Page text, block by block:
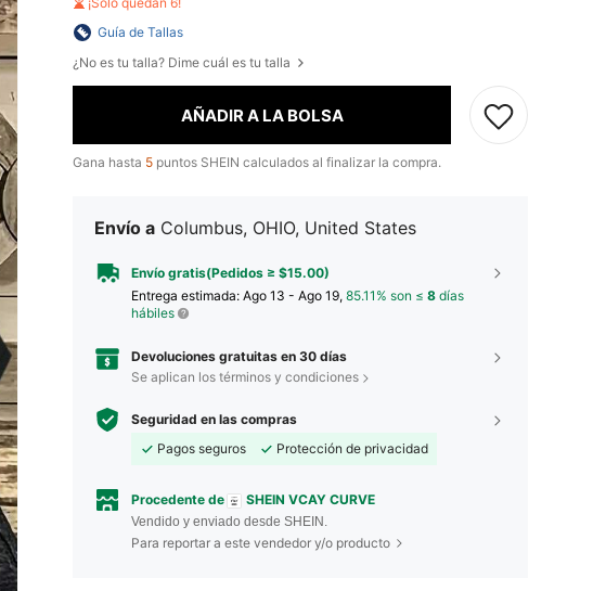
Guía de Tallas
¿No es tu talla? Dime cuál es tu talla
AÑADIR A LA BOLSA
Gana hasta 5 puntos SHEIN calculados al finalizar la compra.
Envío a Columbus, OHIO, United States
Envío gratis(Pedidos ≥ $15.00)
Entrega estimada: Ago 13 - Ago 19, 85.11% son ≤ 8 días
hábiles
Devoluciones gratuitas en 30 días
Se aplican los términos y condiciones
Seguridad en las compras
Pagos seguros
Protección de privacidad
Procedente de SHEIN VCAY CURVE
Vendido y enviado desde SHEIN.
Para reportar a este vendedor y/o producto